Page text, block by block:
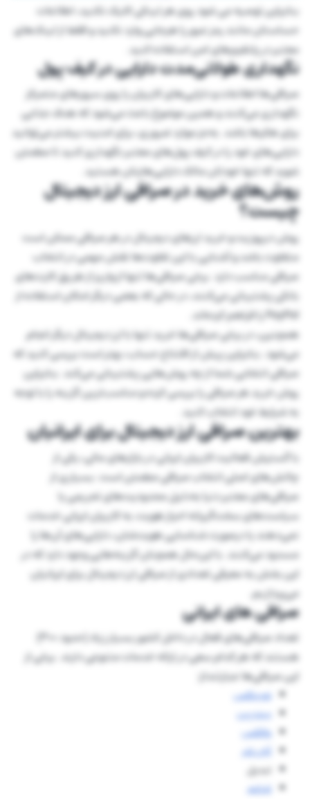
بنابراین توصیه می شود روی هر لینکی کلیک نکنید، اطلاعات
حساستان مانند رمز عبور را هرجایی وارد نکنید و فقط از لینک‌های
معتبر در پلتفرم‌های امن استفاده کنید.
نگهداری طولانی‌مدت دارایی در کیف پول
صرافی‌ها اطلاعات و دارایی‌های کاربران را روی سرورهای متمرکز
نگهداری می‌کنند و همین موضوع باعث می‌شود که هدف جذابی
برای هکرها باشد. به‌جز موارد ضروری، برای امنیت بیشتر می‌توانید
دارایی‌های خود را در کیف پول‌های معتبر نگهداری کنید تا مطمئن
شوید که تنها خودتان مالک دارایی‌هایتان هستید.
روش‌های خرید در صرافی ارز دیجیتال
چیست؟
روش دیپوزیت و خرید ارزهای دیجیتال در هر صرافی ممکن است
متفاوت باشد و آشنایی با این تفاوت‌ها نقش مهمی در انتخاب
صرافی مناسب دارد. برخی صرافی‌ها تنها از واریز از طریق کارت‌های
بانکی پشتیبانی می‌کنند، در حالی که بعضی دیگر امکان استفاده از
PayPal را فراهم کرده‌اند.
همچنین، در برخی صرافی‌ها خرید تنها با ارز دیجیتال دیگر انجام
می‌شود. بنابراین پیش از افتتاح حساب، بهتر است بررسی کنید که
صرافی انتخابی شما از چه روش‌هایی پشتیبانی می‌کند. بنابراین
روش خرید هر صرافی را بررسی کرده و مناسب‌ترین گزینه را با توجه
به شرایط خود انتخاب کنید.
بهترین صرافی ارز دیجیتال برای ایرانیان
با گسترش فعالیت کاربران ایرانی در بازارهای مالی، یکی از
چالش‌های اصلی انتخاب صرافی مطمئن است. بسیاری از
صرافی‌های معتبر دنیا به‌دلیل محدودیت‌های تحریمی یا
سیاست‌های سخت‌گیرانه احراز هویت، به کاربران ایرانی خدمات
نمی‌دهند یا درصورت شناسایی هویت‌شان، دارایی‌های آن‌ها را
مسدود می‌کنند. با این‌حال همچنان گزینه‌هایی وجود دارد که در
این بخش به معرفی تعدادی از صرافی ارز دیجیتال برای ایرانیان
می‌پردازیم.
صرافی‌ های ایرانی
تعداد صرافی‌های فعال در داخل کشور بسیار زیاد (حدود ۳۰۰)
هستند که هر کدام سعی در ارائه خدمات متنوعی دارند. برخی از
این صرافی‌ها عبارتنداز:
نوبیتکس
بیت پین
والکس
آبان تتر
تبدیل
تترلند